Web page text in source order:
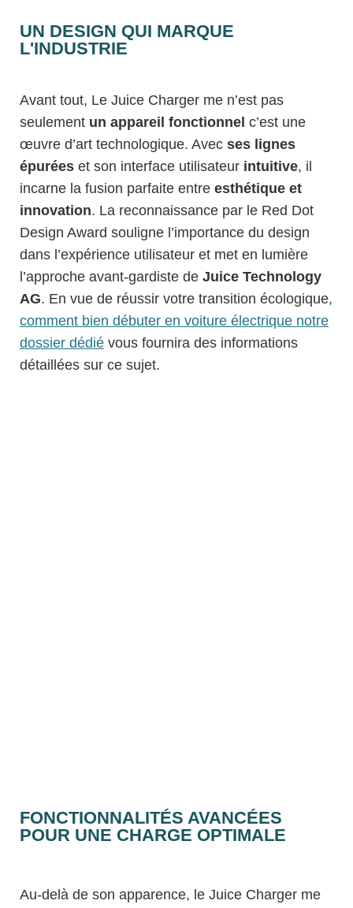
UN DESIGN QUI MARQUE
L'INDUSTRIE
Avant tout, Le Juice Charger me n’est pas
seulement un appareil fonctionnel c’est une
œuvre d’art technologique. Avec ses lignes
épurées et son interface utilisateur intuitive, il
incarne la fusion parfaite entre esthétique et
innovation. La reconnaissance par le Red Dot
Design Award souligne l’importance du design
dans l’expérience utilisateur et met en lumière
l’approche avant-gardiste de Juice Technology
AG. En vue de réussir votre transition écologique,
comment bien débuter en voiture électrique notre
dossier dédié vous fournira des informations
détaillées sur ce sujet.
FONCTIONNALITÉS AVANCÉES
POUR UNE CHARGE OPTIMALE
Au-delà de son apparence, le Juice Charger me